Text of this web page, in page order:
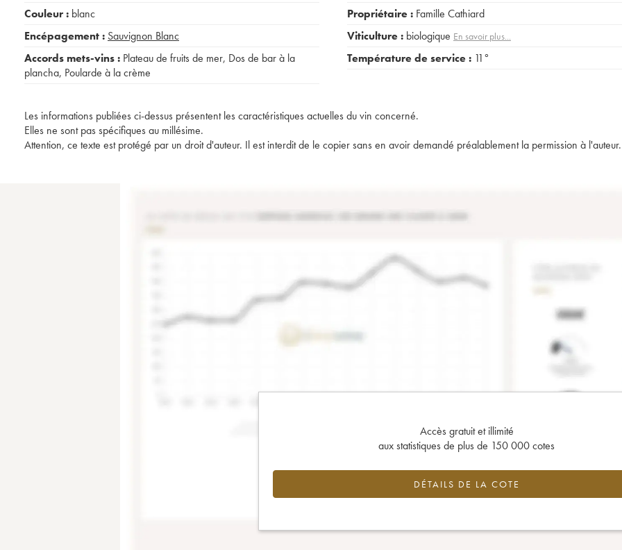
Couleur : blanc
Encépagement : Sauvignon Blanc
Accords mets-vins : Plateau de fruits de mer, Dos de bar à la
plancha, Poularde à la crème
Propriétaire : Famille Cathiard
Viticulture : biologique En savoir plus...
Température de service : 11°
Les informations publiées ci-dessus présentent les caractéristiques actuelles du vin concerné.
Elles ne sont pas spécifiques au millésime.
Attention, ce texte est protégé par un droit d'auteur. Il est interdit de le copier sans en avoir demandé préalablement la permission à l'auteur.
Accès gratuit et illimité
aux statistiques de plus de 150 000 cotes
DÉTAILS DE LA COTE